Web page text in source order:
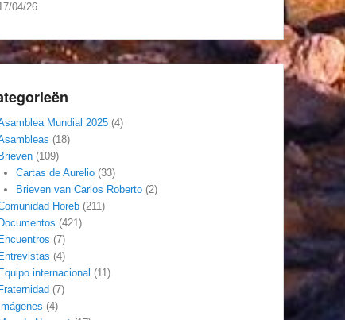
04/26
Mundial 2025 (4)
(18)
Brieven (109)
Cartas de Aurelio(33)
Brieven van Carlos Roberto(2)
Horeb (211)
Documentos (421)
Encuentros (7)
Entrevistas (4)
Equipo internacional (11)
Fraternidad (7)
Imágenes (4)